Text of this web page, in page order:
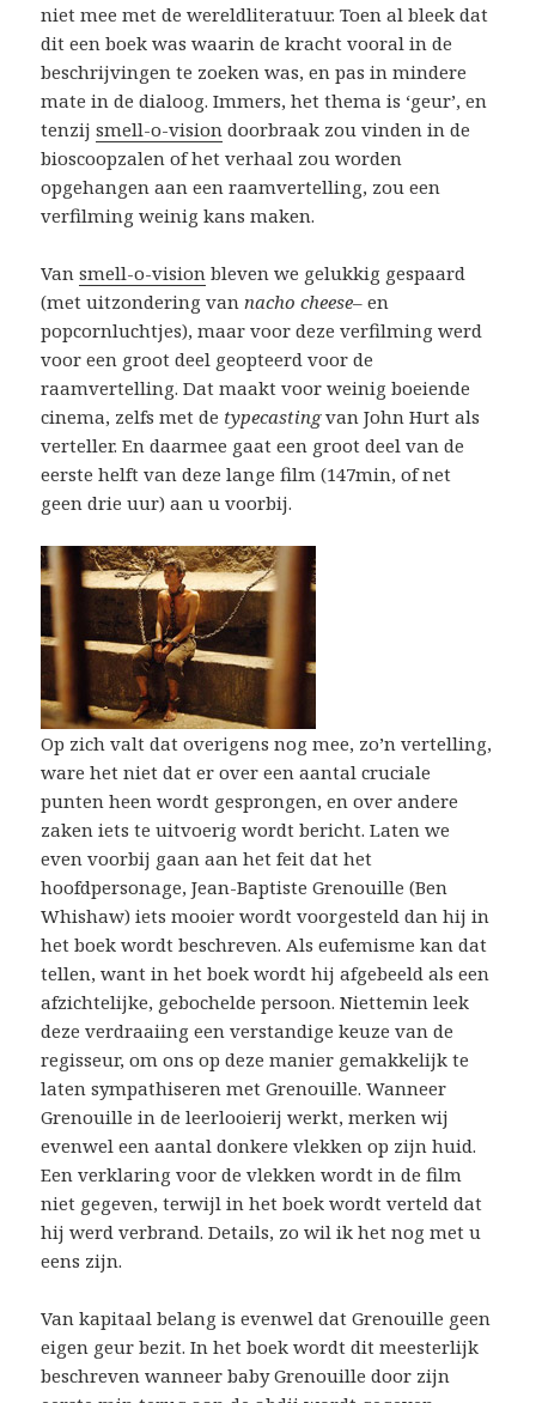
niet mee met de wereldliteratuur. Toen al bleek dat
dit een boek was waarin de kracht vooral in de
beschrijvingen te zoeken was, en pas in mindere
mate in de dialoog. Immers, het thema is ‘geur’, en
tenzijsmell-o-vision doorbraak zou vinden in de
bioscoopzalen of het verhaal zou worden
opgehangen aan een raamvertelling, zou een
verfilming weinig kans maken.
Vansmell-o-vision bleven we gelukkig gespaard
(met uitzondering vannacho cheese– en
popcornluchtjes), maar voor deze verfilming werd
voor een groot deel geopteerd voor de
raamvertelling. Dat maakt voor weinig boeiende
cinema, zelfs met de typecastingvan John Hurt als
verteller. En daarmee gaat een groot deel van de
eerste helft van deze lange film (147min, of net
geen drie uur) aan u voorbij.
Op zich valt dat overigens nog mee, zo’n vertelling,
ware het niet dat er over een aantal cruciale
punten heen wordt gesprongen, en over andere
zaken iets te uitvoerig wordt bericht. Laten we
even voorbij gaan aan het feit dat het
hoofdpersonage, Jean-Baptiste Grenouille (Ben
Whishaw) iets mooier wordt voorgesteld dan hij in
het boek wordt beschreven. Als eufemisme kan dat
tellen, want in het boek wordt hij afgebeeld als een
afzichtelijke, gebochelde persoon. Niettemin leek
deze verdraaiing een verstandige keuze van de
regisseur, om ons op deze manier gemakkelijk te
laten sympathiseren met Grenouille. Wanneer
Grenouille in de leerlooierij werkt, merken wij
evenwel een aantal donkere vlekken op zijn huid.
Een verklaring voor de vlekken wordt in de film
niet gegeven, terwijl in het boek wordt verteld dat
hij werd verbrand. Details, zo wil ik het nog met u
eens zijn.
Van kapitaal belang is evenwel dat Grenouille geen
eigen geur bezit. In het boek wordt dit meesterlijk
beschreven wanneer baby Grenouille door zijn